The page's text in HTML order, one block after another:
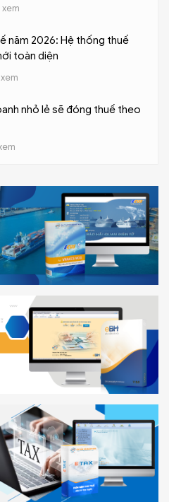
năm 2026: Hệ thống thuế
toàn diện
nhỏ lẻ sẽ đóng thuế theo